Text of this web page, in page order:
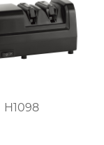
H1098